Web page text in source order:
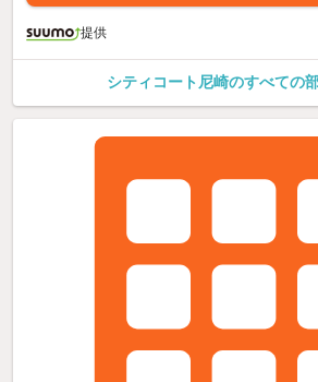
提供
シティコート尼崎のすべての